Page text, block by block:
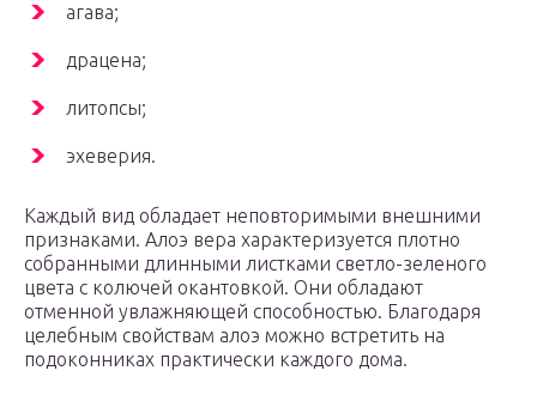
агава;
драцена;
литопсы;
эхеверия.
Каждый вид обладает неповторимыми внешними
признаками. Алоэ вера характеризуется плотно
собранными длинными листками светло-зеленого
цвета с колючей окантовкой. Они обладают
отменной увлажняющей способностью. Благодаря
целебным свойствам алоэ можно встретить на
подоконниках практически каждого дома.